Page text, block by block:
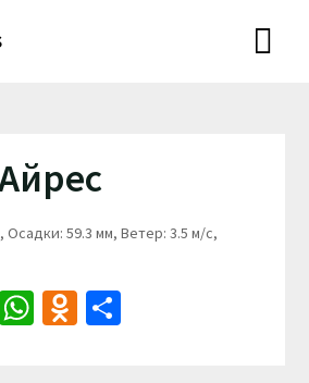
Осадки: 59.3 мм, Ветер: 3.5 м/с,
WhatsApp
Odnoklassniki
Отправить